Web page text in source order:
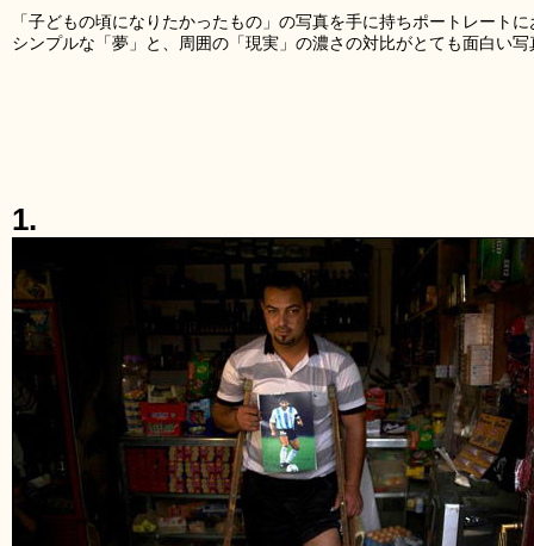
「子どもの頃になりたかったもの」の写真を手に持ちポートレート
シンプルな「夢」と、周囲の「現実」の濃さの対比がとても面白い
1.